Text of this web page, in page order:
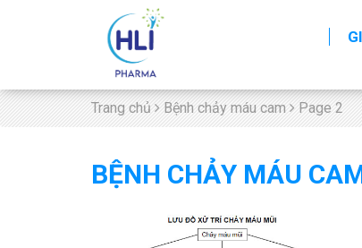
Trang chủ Bệnh chảy máu cam Page 2
BỆNH CHẢY MÁU